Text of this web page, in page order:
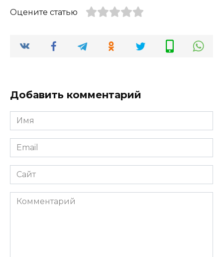
Оцените статью
Добавить комментарий
Имя
*
Email
*
Сайт
Комментарий